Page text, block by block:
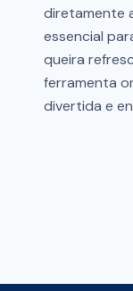
diretamente
essencial
queira
ferramenta
divertida e